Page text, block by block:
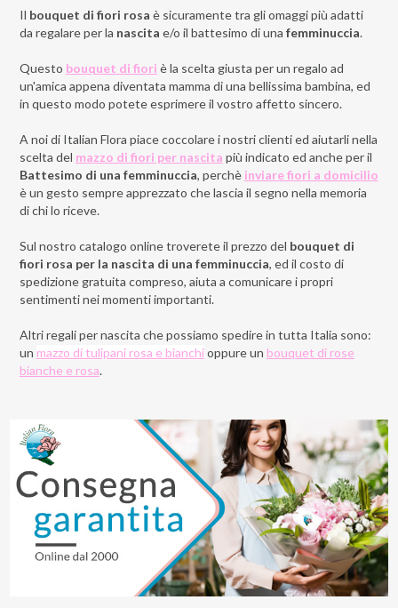
Il bouquet di fiori rosa è sicuramente tra gli omaggi più adatti
da regalare per la nascita e/o il battesimo di una femminuccia.
Questo bouquet di fiori è la scelta giusta per un regalo ad
un'amica appena diventata mamma di una bellissima bambina, ed
in questo modo potete esprimere il vostro affetto sincero.
A noi di Italian Flora piace coccolare i nostri clienti ed aiutarli nella
scelta del mazzo di fiori per nascita più indicato ed anche per il
Battesimo di una femminuccia, perchè inviare fiori a domicilio
è un gesto sempre apprezzato che lascia il segno nella memoria
di chi lo riceve.
Sul nostro catalogo online troverete il prezzo del bouquet di
fiori rosa per la nascita di una femminuccia, ed il costo di
spedizione gratuita compreso, aiuta a comunicare i propri
sentimenti nei momenti importanti.
Altri regali per nascita che possiamo spedire in tutta Italia sono:
un mazzo di tulipani rosa e bianchioppure un bouquet di rose
bianche e rosa.